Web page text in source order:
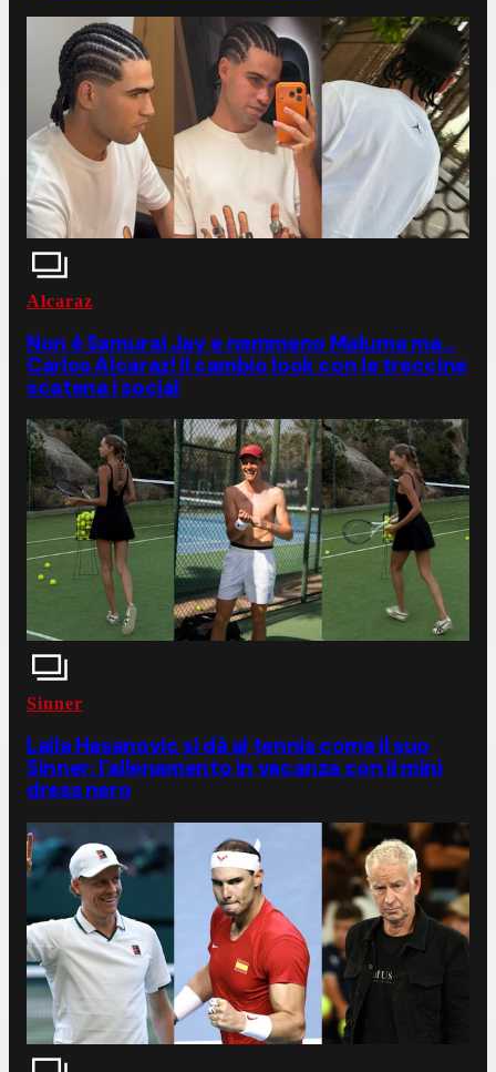
Alcaraz
Non è Samurai Jay e nemmeno Maluma ma...
Carlos Alcaraz! Il cambio look con le treccine
scatena i social
Sinner
Laila Hasanovic si dà al tennis come il suo
Sinner: l'allenamento in vacanza con il mini
dress nero